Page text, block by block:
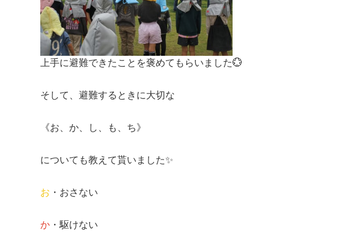
上手に避難できたことを褒めてもらいました💮
そして、避難するときに大切な
《お、か、し、も、ち》
についても教えて貰いました✨
お ・おさない
か ・駆けない